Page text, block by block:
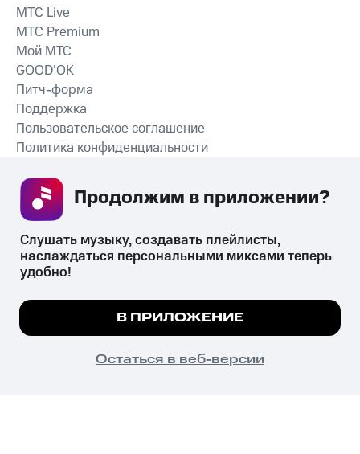
СКАЧАТЬ ПРИЛОЖЕНИЕ
MTС Live
MTС Premium
Мой МТС
GOOD’OK
Питч-форма
Поддержка
Пользовательское соглашение
Политика конфиденциальности
психотропных веществ, их аналогов причиняет вред здоровью,
их незаконный оборот запрещён и влечёт установленную
законодательством ответственность.
© 2026 ООО «КИОН».
Все права защищены
Мы используем куки, чтобы на сайте все
Подробнее
ПОНЯТНО
Слушать музыку, создавать плейлисты,
наслаждаться персональными миксами теперь
удобно!
В ПРИЛОЖЕНИЕ
Остаться в веб-версии